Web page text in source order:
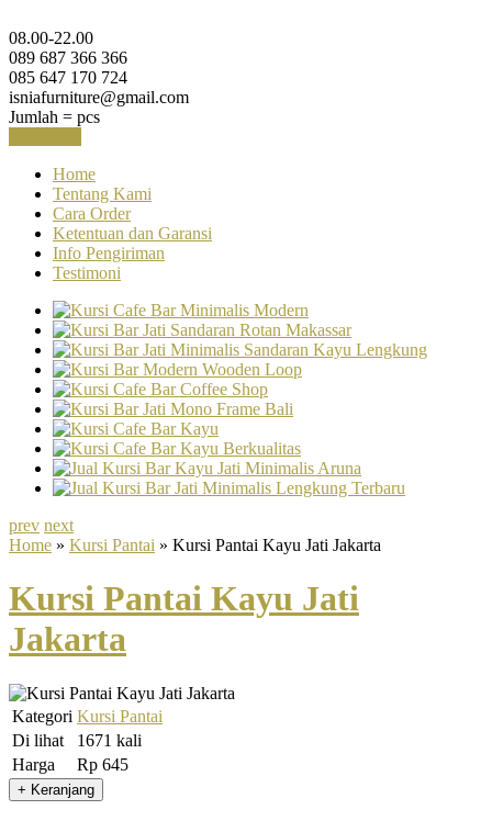
08.00-22.00
089 687 366 366
085 647 170 724
isniafurniture@gmail.com
Jumlah = pcs
Home
Tentang Kami
Cara Order
Ketentuan dan Garansi
Info Pengiriman
Testimoni
prev next
Home » Kursi Pantai » Kursi Pantai Kayu Jati Jakarta
Kursi Pantai Kayu Jati
Jakarta
Kategori Kursi Pantai
Di lihat
1671 kali
Harga
Rp 645